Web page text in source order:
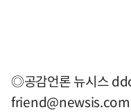
◎공감언론 뉴시스
friend@newsis.com